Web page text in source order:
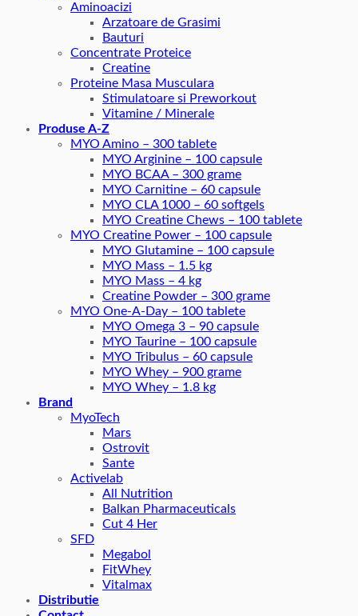
Aminoacizi
Arzatoare de Grasimi
Bauturi
Concentrate Proteice
Creatine
Proteine Masa Musculara
Stimulatoare si Preworkout
Vitamine / Minerale
Produse A-Z
MYO Amino – 300 tablete
MYO Arginine – 100 capsule
MYO BCAA – 300 grame
MYO Carnitine – 60 capsule
MYO CLA 1000 – 60 softgels
MYO Creatine Chews – 100 tablete
MYO Creatine Power – 100 capsule
MYO Glutamine – 100 capsule
MYO Mass – 1.5 kg
MYO Mass – 4 kg
Creatine Powder – 300 grame
MYO One-A-Day – 100 tablete
MYO Omega 3 – 90 capsule
MYO Taurine – 100 capsule
MYO Tribulus – 60 capsule
MYO Whey – 900 grame
MYO Whey – 1.8 kg
Brand
MyoTech
Mars
Ostrovit
Sante
Activelab
All Nutrition
Balkan Pharmaceuticals
Cut 4 Her
SFD
Megabol
FitWhey
Vitalmax
Distributie